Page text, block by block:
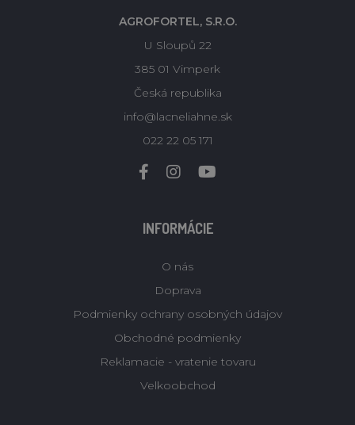
AGROFORTEL, S.R.O.
U Sloupů 22
385 01 Vimperk
Česká republika
info@lacneliahne.sk
022 22 05 171
INFORMÁCIE
O nás
Doprava
Podmienky ochrany osobných údajov
Obchodné podmienky
Reklamacie - vratenie tovaru
Velkoobchod